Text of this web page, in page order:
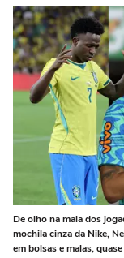
De olho na mala dos
mochila cinza da Nike,
em bolsas e malas,